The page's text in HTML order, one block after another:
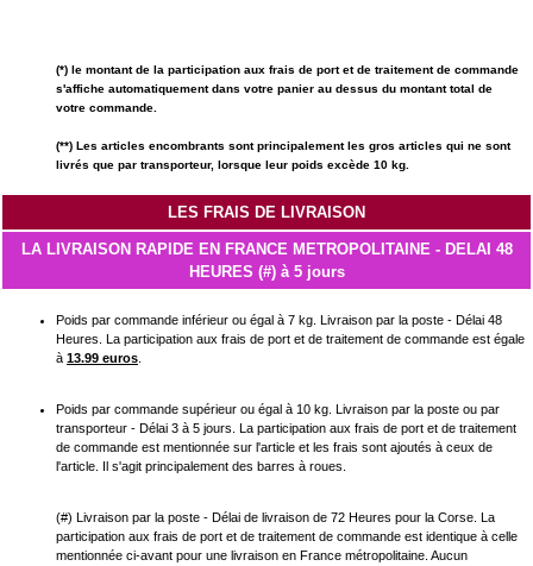
(*) le montant de la participation aux frais de port et de traitement de commande
s'affiche automatiquement dans votre panier au dessus du montant total de
votre commande.
(**) Les articles encombrants sont principalement les gros articles qui ne sont
livrés que par transporteur, lorsque leur poids excède 10 kg.
LES FRAIS DE LIVRAISON
LA LIVRAISON RAPIDE EN FRANCE METROPOLITAINE - DELAI 48
HEURES (#) à 5 jours
Poids par commande inférieur ou égal à 7 kg. Livraison par la poste - Délai 48
Heures. La participation aux frais de port et de traitement de commande est égale
à 13.99 euros
Poids par commande supérieur ou égal à 10 kg. Livraison par la poste ou par
transporteur - Délai 3 à 5 jours. La participation aux frais de port et de traitement
de commande est mentionnée sur l'article et les frais sont ajoutés à ceux de
l'article. Il s'agit principalement des barres à roues
(#) Livraison par la poste - Délai de livraison de 72 Heures pour la Corse. La
participation aux frais de port et de traitement de commande est identique à celle
mentionnée ci-avant pour une livraison en France métropolitaine. Aucun